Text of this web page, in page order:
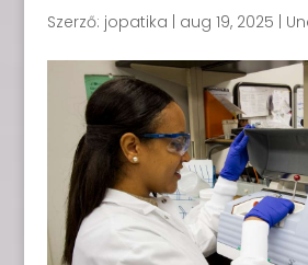
Szerző: jopatika aug 19, 2025